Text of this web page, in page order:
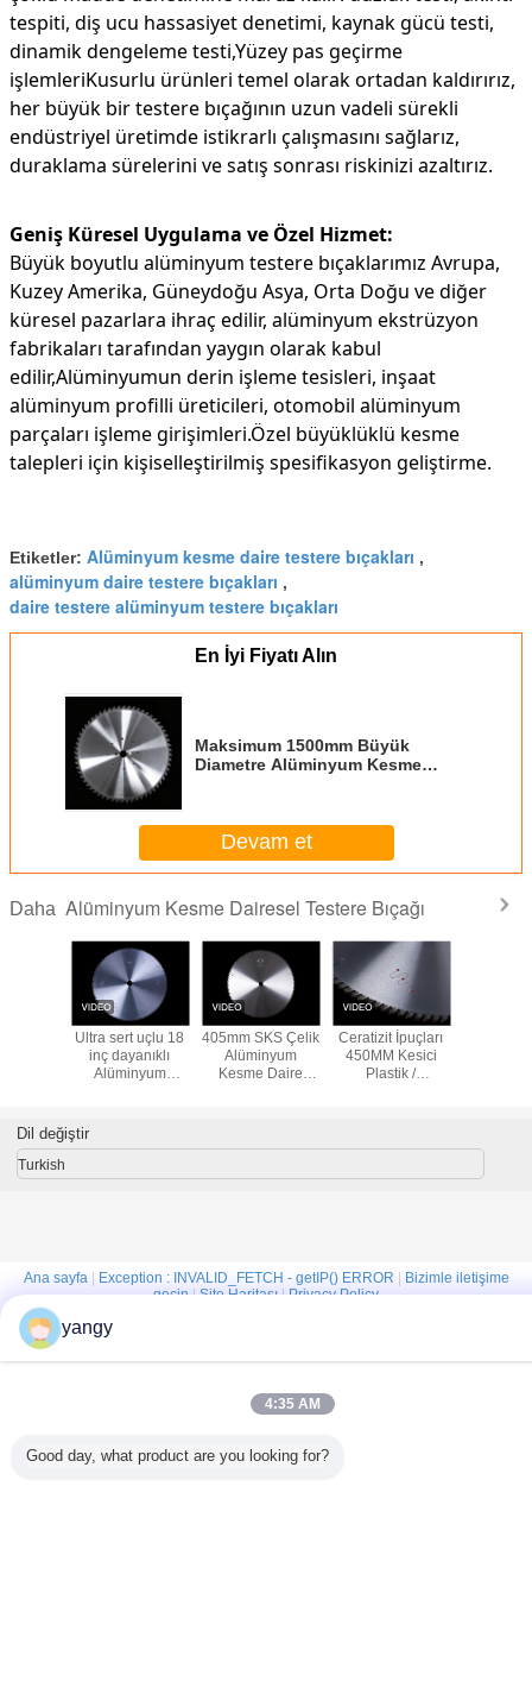
tespiti, diş ucu hassasiyet denetimi, kaynak gücü testi,
dinamik dengeleme testi,Yüzey pas geçirme
işlemleriKusurlu ürünleri temel olarak ortadan kaldırırız,
her büyük bir testere bıçağının uzun vadeli sürekli
endüstriyel üretimde istikrarlı çalışmasını sağlarız,
duraklama sürelerini ve satış sonrası riskinizi azaltırız.
Geniş Küresel Uygulama ve Özel Hizmet:
Büyük boyutlu alüminyum testere bıçaklarımız Avrupa,
Kuzey Amerika, Güneydoğu Asya, Orta Doğu ve diğer
küresel pazarlara ihraç edilir, alüminyum ekstrüzyon
fabrikaları tarafından yaygın olarak kabul
edilir,Alüminyumun derin işleme tesisleri, inşaat
alüminyum profilli üreticileri, otomobil alüminyum
parçaları işleme girişimleri.Özel büyüklüklü kesme
talepleri için kişiselleştirilmiş spesifikasyon geliştirme.
Etiketler: Alüminyum kesme daire testere bıçakları ,
alüminyum daire testere bıçakları ,
daire testere alüminyum testere bıçakları
En İyi Fiyatı Alın
Maksimum 1500mm Büyük
Diametre Alüminyum Kesme
Plak Kesme için Özel Büyük
Boyutlu TCT Çakmak Bıçağı.
Devam et
Daha Alüminyum Kesme Dairesel Testere Bıçağı
Ultra sert uçlu 18
inç dayanıklı
Alüminyum
405mm SKS Çelik
Alüminyum
Kesme Daire
Ceratizit İpuçları
450MM Kesici
Plastik /
Dil değiştir
Turkish
Ana sayfa| Exception : INVALID_FETCH - getIP() ERROR | Bizimle iletişime
geçin|Site Haritası|Privacy Policy
yangy
4:35 AM
Good day, what product are you looking for?